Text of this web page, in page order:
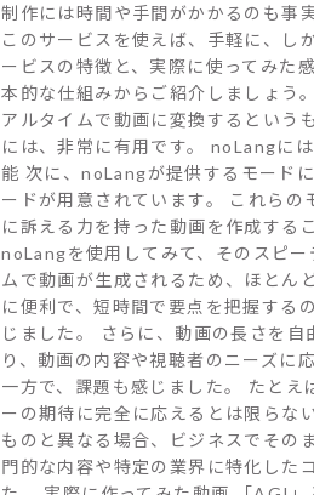
制作には時間や手間がかかるのも事
このサービスを使えば、手軽に、し
ービスの特徴と、実際に使ってみた
本的な仕組みからご紹介しましょう
アルタイムで動画に変換するという
には、非常に有用です。 noLangに
能 次に、noLangが提供するモード
ードが用意されています。 これら
に訴える力を持った動画を作成する
noLangを使用してみて、そのスピ
ムで動画が生成されるため、ほとん
に便利で、短時間で要点を把握する
じました。 さらに、動画の長さを
り、動画の内容や視聴者のニーズに
一方で、課題も感じました。 たと
ーの期待に完全に応えるとは限らな
ものと異なる場合、ビジネスでその
門的な内容や特定の業界に特化した